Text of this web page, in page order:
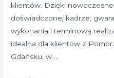
klientów. Dzięki
doświadczonej kadrze,
wykonania i terminową
idealna dla klientów z
Gdańsku, w …